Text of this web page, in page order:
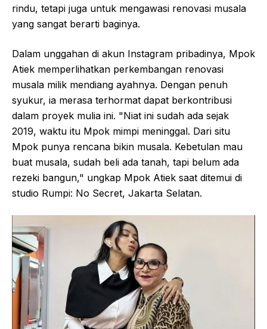
rindu, tetapi juga untuk mengawasi renovasi musala
yang sangat berarti baginya.
Dalam unggahan di akun Instagram pribadinya, Mpok
Atiek memperlihatkan perkembangan renovasi
musala milik mendiang ayahnya. Dengan penuh
syukur, ia merasa terhormat dapat berkontribusi
dalam proyek mulia ini. "Niat ini sudah ada sejak
2019, waktu itu Mpok mimpi meninggal. Dari situ
Mpok punya rencana bikin musala. Kebetulan mau
buat musala, sudah beli ada tanah, tapi belum ada
rezeki bangun," ungkap Mpok Atiek saat ditemui di
studio Rumpi: No Secret, Jakarta Selatan.